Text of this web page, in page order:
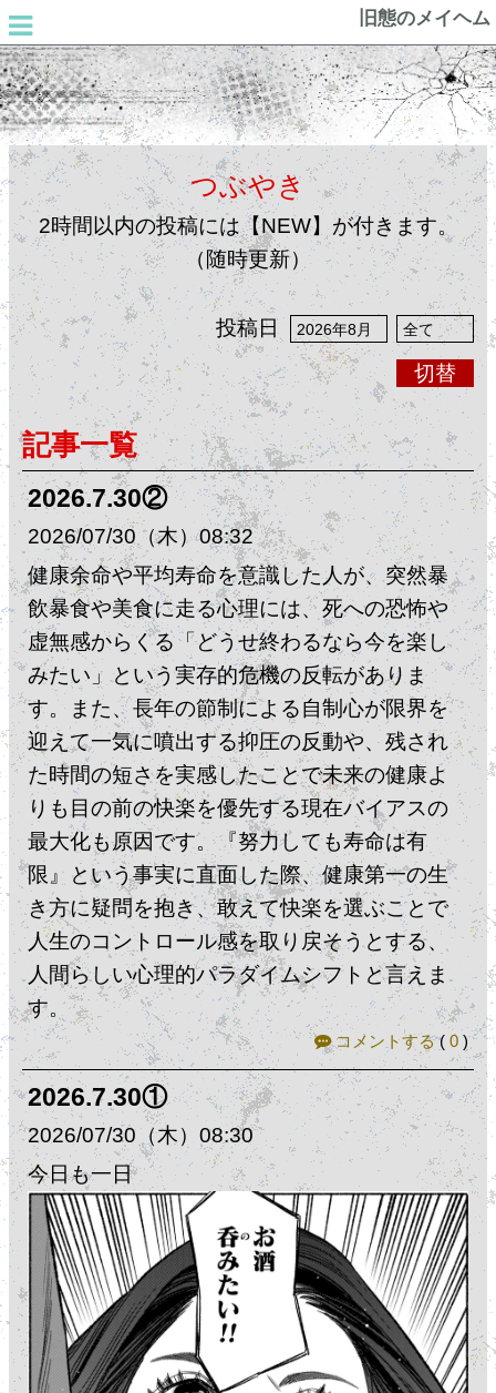
旧態のメイヘム
つぶやき
2時間以内の投稿には【NEW】が付きます。
（随時更新）
投稿日
切替
記事一覧
2026.7.30②
2026 07 30（木）08:32
健康余命や平均寿命を意識した人が、突然暴
飲暴食や美食に走る心理には、死への恐怖や
虚無感からくる「どうせ終わるなら今を楽し
みたい」という実存的危機の反転がありま
す。​また、長年の節制による自制心が限界を
迎えて一気に噴出する抑圧の反動や、残され
た時間の短さを実感したことで未来の健康よ
りも目の前の快楽を優先する現在バイアスの
最大化も原因です。​『努力しても寿命は有
限』という事実に直面した際、健康第一の生
き方に疑問を抱き、敢えて快楽を選ぶことで
人生のコントロール感を取り戻そうとする、
人間らしい心理的パラダイムシフトと言えま
す。
コメントする( 0)
2026.7.30①
2026 07 30（木） 08:30
今日も一日